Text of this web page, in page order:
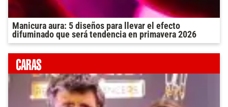
Manicura aura: 5 diseños para llevar el efecto
difuminado que será tendencia en primavera 2026